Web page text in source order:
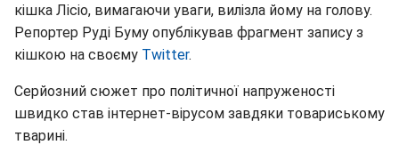
кішка Лісіо, вимагаючи уваги, вилізла йому на голову.
Репортер Руді Буму опублікував фрагмент запису з
кішкою на своєму Twitter.
Серйозний сюжет про політичної напруженості
швидко став інтернет-вірусом завдяки товариському
тварині.